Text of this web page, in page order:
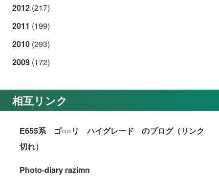
2012 (217)
2011 (199)
2010 (293)
2009 (172)
相互リンク
E655系 ゴ○○リ ハイグレード のブログ（リンク
切れ）
Photo-diary razimn